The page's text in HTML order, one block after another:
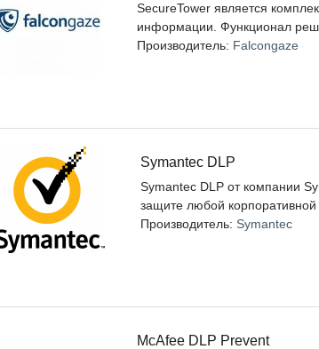
SecureTower является
информации. Функционал
Производитель: Falcongaze
Symantec DLP
Symantec DLP от компании
защите любой
Производитель: Symantec
McAfee DLP Prevent